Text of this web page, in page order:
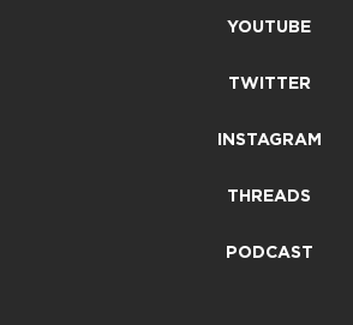
YOUTUBE
TWITTER
INSTAGRAM
THREADS
PODCAST